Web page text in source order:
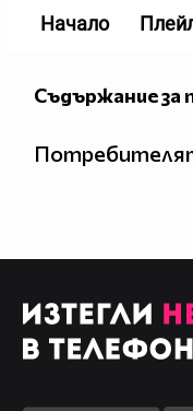
Съдържание за
Начало